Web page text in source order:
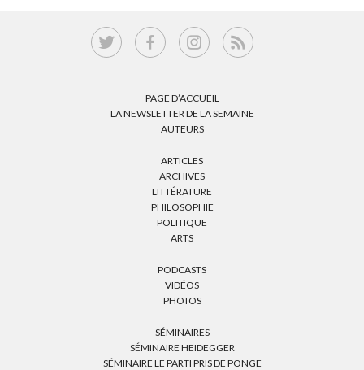
PAGE D’ACCUEIL
LA NEWSLETTER DE LA SEMAINE
AUTEURS
ARTICLES
ARCHIVES
LITTÉRATURE
PHILOSOPHIE
POLITIQUE
ARTS
PODCASTS
VIDÉOS
PHOTOS
SÉMINAIRES
SÉMINAIRE HEIDEGGER
SÉMINAIRE LE PARTI PRIS DE PONGE